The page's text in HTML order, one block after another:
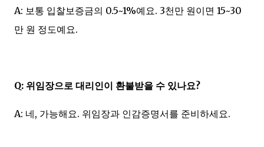
A: 보통 입찰보증금의 0.5~1%예요. 3천만 원이면 15~30
만 원 정도예요.
Q: 위임장으로 대리인이 환불받을 수 있나요?
A: 네, 가능해요. 위임장과 인감증명서를 준비하세요.